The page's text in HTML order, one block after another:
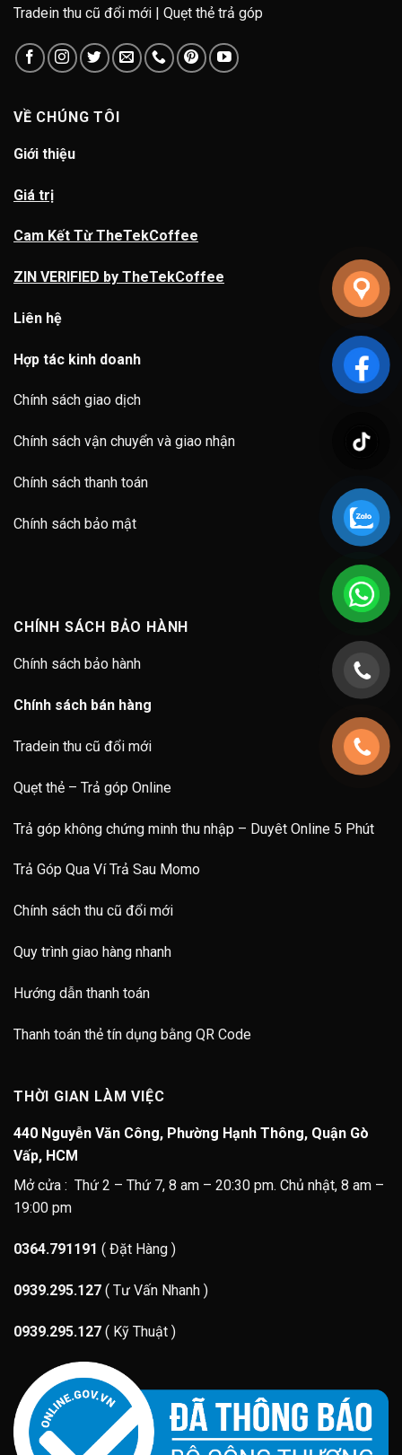
Tradein thu cũ đổi mới | Quẹt thẻ trả góp
VỀ CHÚNG TÔI
Giới thiệu
Giá trị
Cam Kết Từ TheTekCoffee
ZIN VERIFIED by TheTekCoffee
Liên hệ
Hợp tác kinh doanh
Chính sách giao dịch
Chính sách vận chuyển và giao nhận
Chính sách thanh toán
Chính sách bảo mật
CHÍNH SÁCH BẢO HÀNH
Chính sách bảo hành
Chính sách bán hàng
Tradein thu cũ đổi mới
Quẹt thẻ – Trả góp Online
Trả góp không chứng minh thu nhập – Duyêt Online 5 Phút
Trả Góp Qua Ví Trả Sau Momo
Chính sách thu cũ đổi mới
Quy trình giao hàng nhanh
Hướng dẫn thanh toán
Thanh toán thẻ tín dụng bằng QR Code
THỜI GIAN LÀM VIỆC
440 Nguyễn Văn Công, Phường Hạnh Thông, Quận Gò
Vấp, HCM
Mở cửa : Thứ 2 – Thứ 7, 8 am – 20:30 pm. Chủ nhật, 8 am –
19:00 pm
0364.791191 ( Đặt Hàng )
0939.295.127 ( Tư Vấn Nhanh )
0939.295.127 ( Kỹ Thuật )